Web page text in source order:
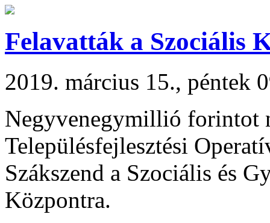
Felavatták a Szociális
2019. március 15., péntek
Negyvenegymillió forintot
Településfejlesztési
Szákszend a Szociális és
Központra.